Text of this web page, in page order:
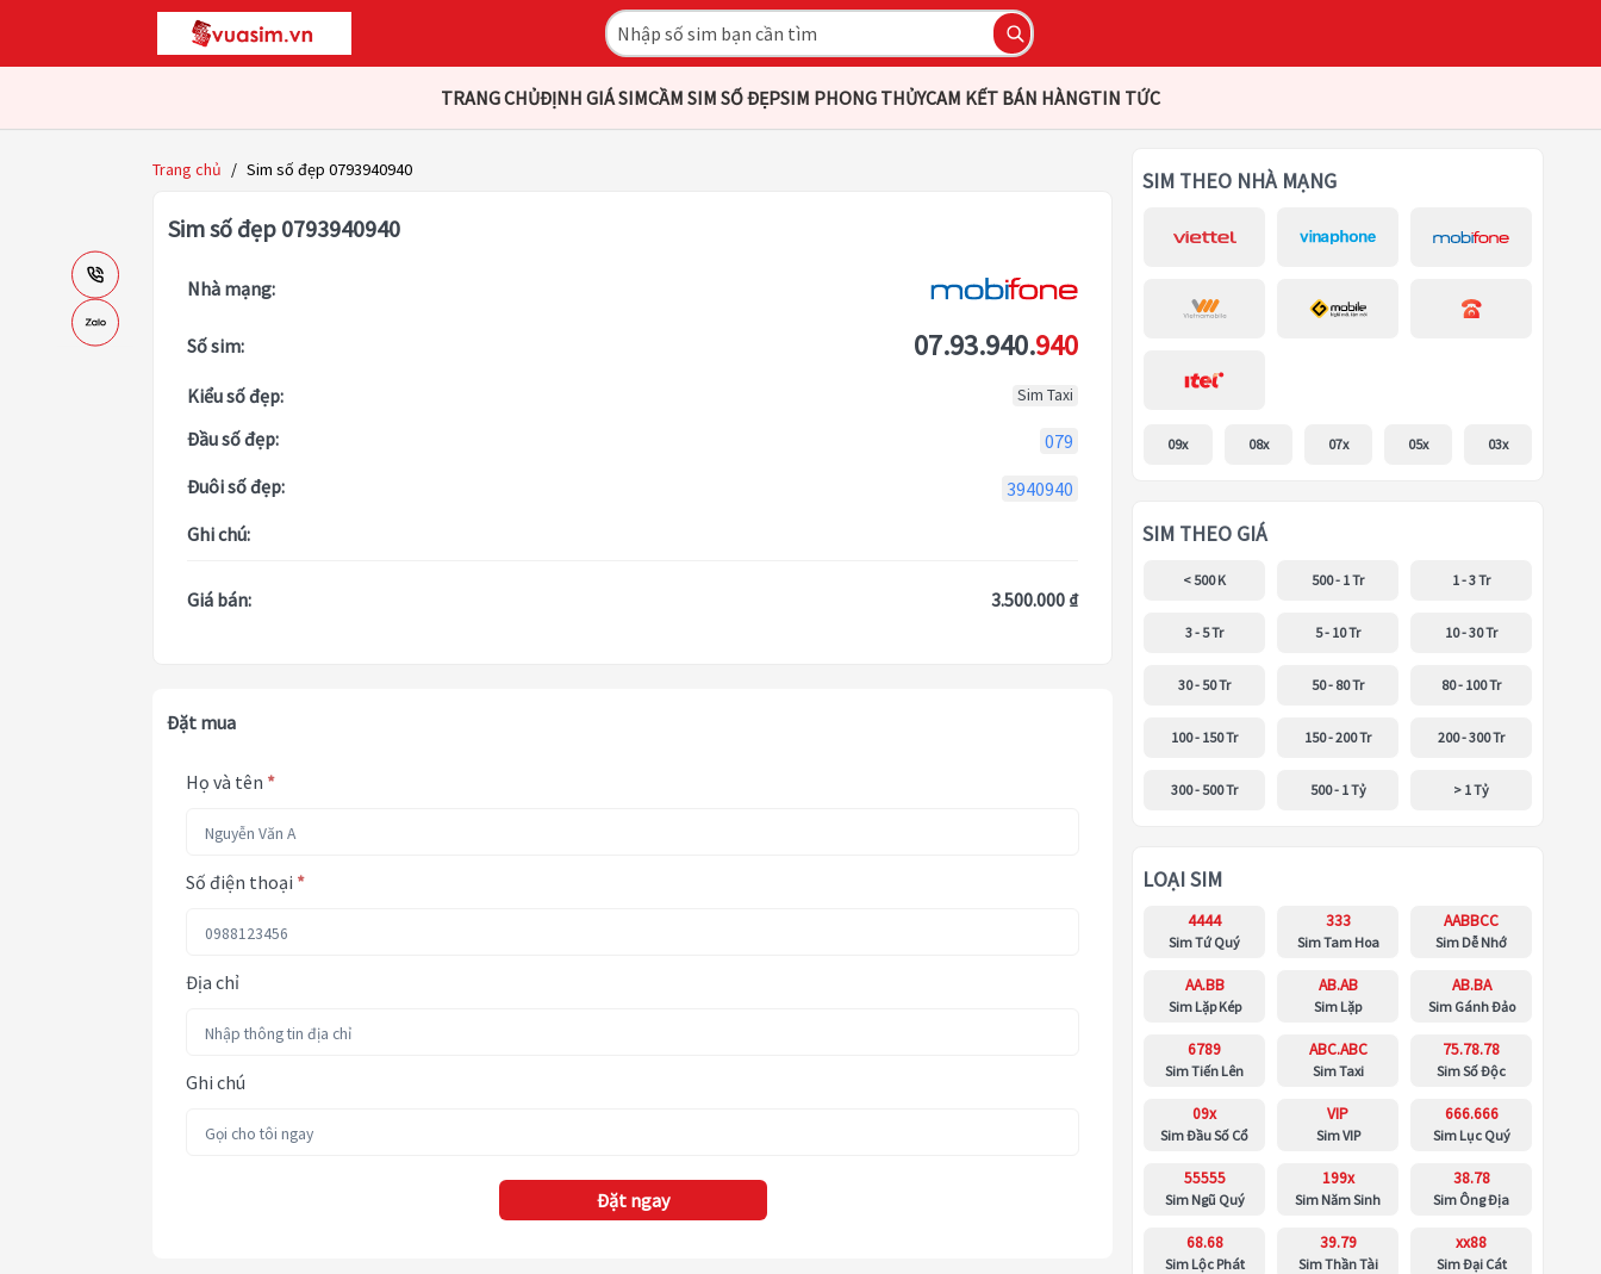
TRANG CHỦĐỊNH GIÁ SIMCẦM SIM SỐ ĐẸPSIM PHONG THỦYCAM KẾT BÁN HÀNGTIN TỨC
Trang chủ / Sim số đẹp 0793940940
Sim số đẹp 0793940940
Nhà mạng:
Số sim: 07.93.940.940
Kiểu số đẹp: Sim Taxi
Đầu số đẹp:
079
Đuôi số đẹp:
3940940
Ghi chú:
Giá bán: 3.500.000 ₫
Đặt mua
Họ và tên *
Số điện thoại *
Địa chỉ
Ghi chú
Đặt ngay
SIM THEO NHÀ MẠNG
09x 08x 07x 05x 03x
SIM THEO GIÁ
< 500 K 500 - 1 Tr 1 - 3 Tr
3 - 5 Tr 5 - 10 Tr 10 - 30 Tr
30 - 50 Tr 50 - 80 Tr 80 - 100 Tr
100 - 150 Tr 150 - 200 Tr 200 - 300 Tr
300 - 500 Tr 500 - 1 Tỷ > 1 Tỷ
LOẠI SIM
4444
Sim Tứ Quý
333
Sim Tam Hoa
AABBCC
Sim Dễ Nhớ
AA.BB
Sim Lặp Kép
AB.AB
Sim Lặp
AB.BA
Sim Gánh Đảo
6789
Sim Tiến Lên
ABC.ABC
Sim Taxi
75.78.78
Sim Số Độc
09x
Sim Đầu Số Cổ
VIP
Sim VIP
666.666
Sim Lục Quý
55555
Sim Ngũ Quý
199x
Sim Năm Sinh
38.78
Sim Ông Địa
68.68
Sim Lộc Phát
39.79
Sim Thần Tài
xx88
Sim Đại Cát